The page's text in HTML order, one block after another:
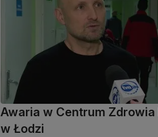
Awaria w Centrum Zdrowia
w Łodzi